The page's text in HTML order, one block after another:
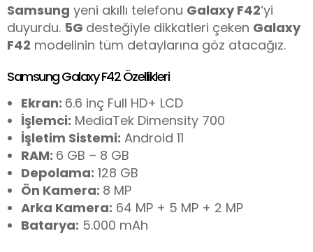
Samsung yeni akıllı telefonu Galaxy F42‘yi
duyurdu. 5G desteğiyle dikkatleri çeken Galaxy
F42 modelinin tüm detaylarına göz atacağız.
Samsung Galaxy F42 Özellikleri
Ekran: 6.6 inç Full HD+ LCD
İşlemci: MediaTek Dimensity 700
İşletim Sistemi: Android 11
RAM: 6 GB – 8 GB
Depolama: 128 GB
Ön Kamera: 8 MP
Arka Kamera: 64 MP + 5 MP + 2 MP
Batarya: 5.000 mAh